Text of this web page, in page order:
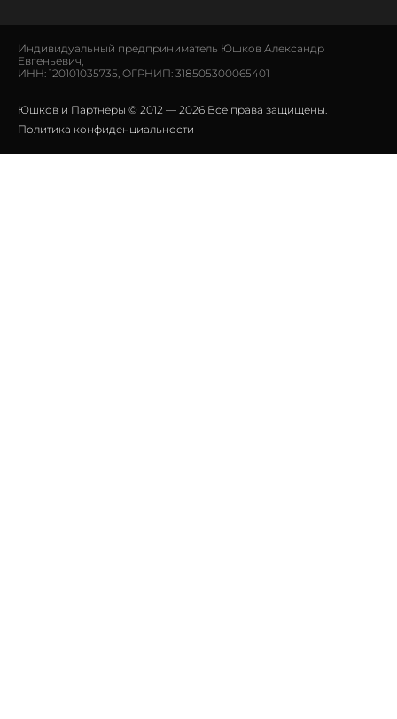
Индивидуальный предприниматель Юшков Александр
Евгеньевич,
ИНН: 120101035735, ОГРНИП: 318505300065401
Юшков и Партнеры © 2012 — 2026 Все права защищены.
Политика конфиденциальности